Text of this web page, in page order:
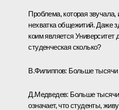
Проблема, которая звучала,
нехватка общежитий. Даже
коим является
студенческая сколько?
В.Филиппов: Больше тысячи
Д.Медведев: Больше тысячи
означает, что студенты,